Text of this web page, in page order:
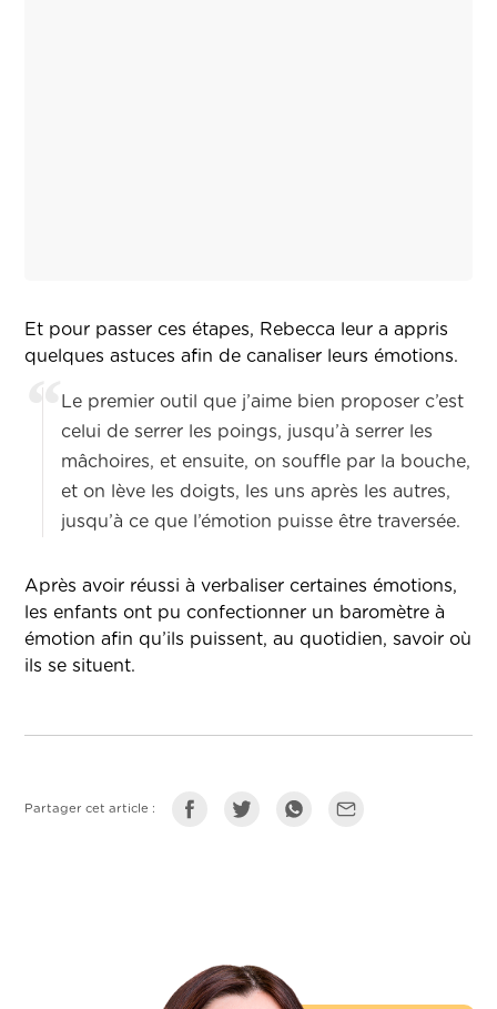
Et pour passer ces étapes, Rebecca leur a appris
quelques astuces afin de canaliser leurs émotions.
Le premier outil que j’aime bien proposer c’est
celui de serrer les poings, jusqu’à serrer les
mâchoires, et ensuite, on souffle par la bouche,
et on lève les doigts, les uns après les autres,
jusqu’à ce que l’émotion puisse être traversée.
Après avoir réussi à verbaliser certaines émotions,
les enfants ont pu confectionner un baromètre à
émotion afin qu’ils puissent, au quotidien, savoir où
ils se situent.
Partager cet article :